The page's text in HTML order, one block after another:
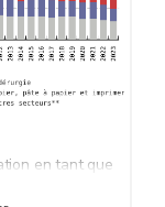
en tant que